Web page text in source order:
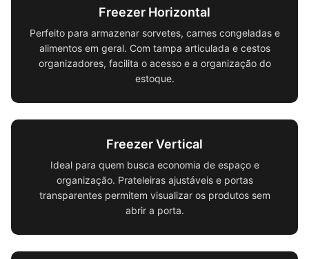
Freezer Horizontal
Perfeito para armazenar sorvetes, carnes congeladas e
alimentos em geral. Com tampa articulada e cestos
organizadores, facilita o acesso e a organização do
estoque.
Freezer Vertical
Ideal para quem busca economia de espaço e
organização. Prateleiras ajustáveis e portas
transparentes permitem visualizar os produtos sem
abrir a porta.